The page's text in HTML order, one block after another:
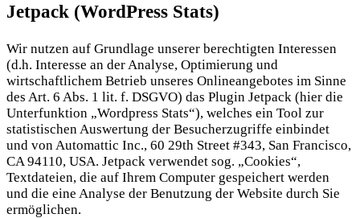
Jetpack (WordPress Stats)
Wir nutzen auf Grundlage unserer berechtigten Interessen
(d.h. Interesse an der Analyse, Optimierung und
wirtschaftlichem Betrieb unseres Onlineangebotes im Sinne
des Art. 6 Abs. 1 lit. f. DSGVO) das Plugin Jetpack (hier die
Unterfunktion „Wordpress Stats“), welches ein Tool zur
statistischen Auswertung der Besucherzugriffe einbindet
und von Automattic Inc., 60 29th Street #343, San Francisco,
CA 94110, USA. Jetpack verwendet sog. „Cookies“,
Textdateien, die auf Ihrem Computer gespeichert werden
und die eine Analyse der Benutzung der Website durch Sie
ermöglichen.